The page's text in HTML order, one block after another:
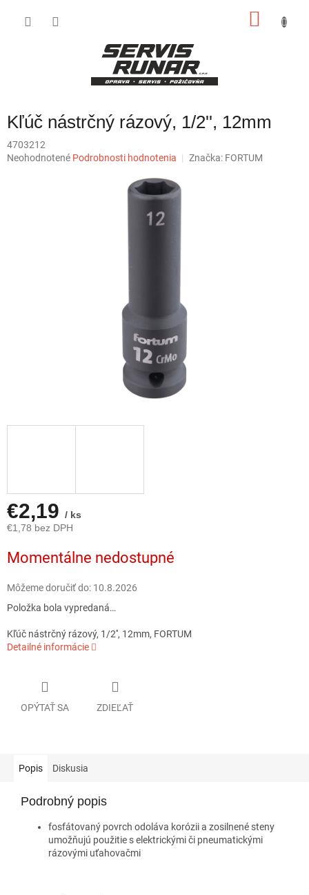
Kľúč nástrčný rázový, 1/2'', 12mm
4703212
Priemerné
Neohodnotené Podrobnosti hodnotenia Značka: FORTUM
€2,19 / ks
€1,78 bez DPH
cena:
Momentálne nedostupné
Môžeme doručiť do: 10.8.2026
Položka bola vypredaná…
Kľúč nástrčný rázový, 1/2'', 12mm, FORTUM
Detailné informácie
OPÝTAŤ SA ZDIEĽAŤ
Popis Diskusia
Podrobný popis
fosfátovaný povrch odoláva korózii a zosilnené steny
umožňujú použitie s elektrickými či pneumatickými
rázovými uťahovačmi